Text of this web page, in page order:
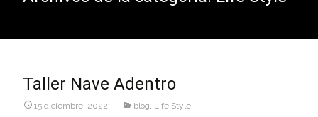
Taller Nave Adentro
15 diciembre, 2022 blog, Life Style